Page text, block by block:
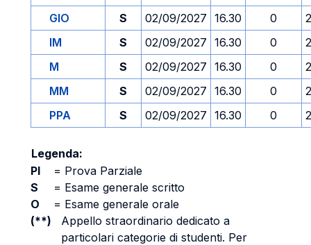
GIO
S 02/09/2027 16.30 0
IM
S 02/09/2027 16.30 0
M
S 02/09/2027 16.30 0
MM
S 02/09/2027 16.30 0
PPA
S 02/09/2027 16.30 0
Legenda:
PI
= Prova Parziale
S
= Esame generale scritto
O
= Esame generale orale
(**)
Appello straordinario dedicato a
particolari categorie di studenti. Per